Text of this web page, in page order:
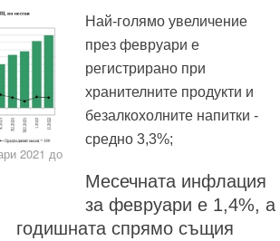
2021 до
Най-голямо увеличение
през февруари е
регистрирано при
хранителните продукти и
безалкохолните напитки -
средно 3,3%;
Месечната инфлация
за февруари е 1,4%, а
годишната спрямо същия